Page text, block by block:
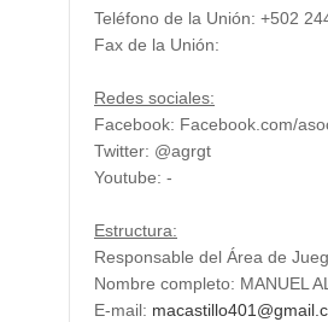
Teléfono de la Unión: +502
Fax de la Unión:
Redes sociales:
Facebook: Facebook.com/
Twitter: @agrgt
Youtube: -
Estructura:
Responsable del Área de
Nombre completo: MANUEL
E-mail: